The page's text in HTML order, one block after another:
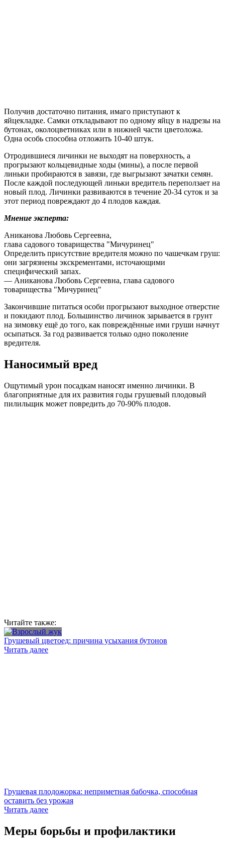
Получив достаточно питания, имаго приступают к
яйцекладке. Самки откладывают по одному яйцу в надрезы на
бутонах, околоцветниках или в нижней части цветоложа.
Одна особь способна отложить 10-40 штук.
Отродившиеся личинки не выходят на поверхность, а
прогрызают кольцевидные ходы (мины), а после первой
линьки пробираются в завязи, где выгрызают зачатки семян.
После каждой последующей линьки вредитель переползает на
новый плод. Личинки развиваются в течение 20-34 суток и за
этот период повреждают до 4 плодов каждая.
Мнение эксперта:
Аниканова Любовь Сергеевна,
глава садового товарищества "Мичуринец"
Определить присутствие вредителя можно по чашечкам груш:
они загрязнены экскрементами, источающими
специфический запах.
— Аниканова Любовь Сергеевна, глава садового
товарищества "Мичуринец"
Закончившие питаться особи прогрызают выходное отверстие
и покидают плод. Большинство личинок зарывается в грунт
на зимовку ещё до того, как повреждённые ими груши начнут
осыпаться. За год развивается только одно поколение
вредителя.
Наносимый вред
Ощутимый урон посадкам наносят именно личинки. В
благоприятные для их развития годы грушевый плодовый
пилильщик может повредить до 70-90% плодов.
Читайте также:
Грушевый цветоед: причина усыхания бутонов
Читать далее
Грушевая плодожорка: неприметная бабочка, способная
оставить без урожая
Читать далее
Меры борьбы и профилактики